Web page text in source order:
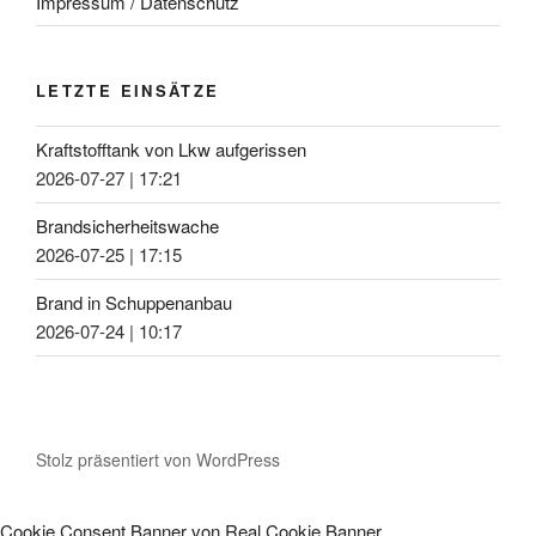
LETZTE EINSÄTZE
Kraftstofftank von Lkw aufgerissen
2026-07-27 | 17:21
Brandsicherheitswache
2026-07-25 | 17:15
Brand in Schuppenanbau
2026-07-24 | 10:17
Stolz präsentiert von WordPress
Cookie Consent Banner von Real Cookie Banner